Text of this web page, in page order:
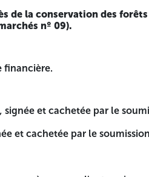
par lot (modèle
(modèle annexé au
;
;
en Travaux Publics
délivrée par la CNAS en
de la conservation des
nº 09).
financière.
et cachetée par le
et cachetée par le